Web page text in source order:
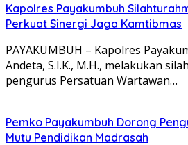
Kapolres Payakumbuh
Perkuat Sinergi Jaga Kamtibmas
PAYAKUMBUH – Kapolres
Andeta, S.I.K., M.H., melakukan
pengurus Persatuan Wartawan…
Pemko Payakumbuh Dorong
Mutu Pendidikan Madrasah